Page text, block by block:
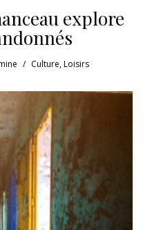
explore
Culture,Loisirs